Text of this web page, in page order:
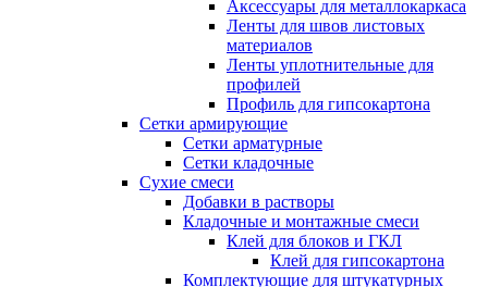
Аксессуары для металлокаркаса
Ленты для швов листовых
материалов
Ленты уплотнительные для
профилей
Профиль для гипсокартона
Сетки армирующие
Сетки арматурные
Сетки кладочные
Сухие смеси
Добавки в растворы
Кладочные и монтажные смеси
Клей для блоков и ГКЛ
Клей для гипсокартона
Комплектующие для штукатурных